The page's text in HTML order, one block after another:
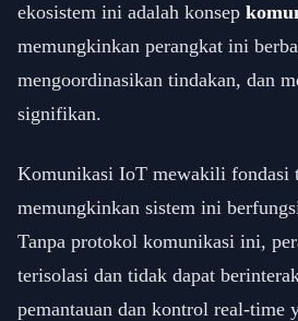
ekosistem ini adalah konsep
memungkinkan perangkat ini
mengoordinasikan tindakan, dan
signifikan.
Komunikasi IoT mewakili fondasi
memungkinkan sistem ini
Tanpa protokol komunikasi ini,
terisolasi dan tidak dapat
pemantauan dan kontrol real-time